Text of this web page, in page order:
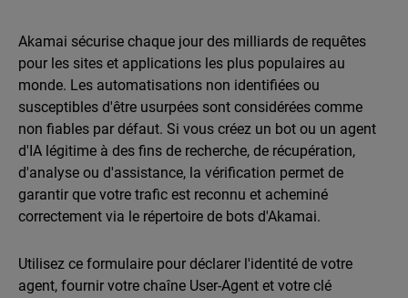
Akamai sécurise chaque jour des milliards de requêtes
pour les sites et applications les plus populaires au
monde. Les automatisations non identifiées ou
susceptibles d'être usurpées sont considérées comme
non fiables par défaut. Si vous créez un bot ou un agent
d'IA légitime à des fins de recherche, de récupération,
d'analyse ou d'assistance, la vérification permet de
garantir que votre trafic est reconnu et acheminé
correctement via le répertoire de bots d'Akamai.
Utilisez ce formulaire pour déclarer l'identité de votre
agent, fournir votre chaîne User-Agent et votre clé